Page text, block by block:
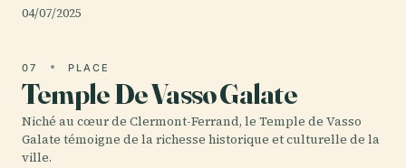
04/07/2025
07 PLACE
Temple De Vasso Galate
Niché au cœur de Clermont-Ferrand, le Temple de Vasso
Galate témoigne de la richesse historique et culturelle de la
ville.